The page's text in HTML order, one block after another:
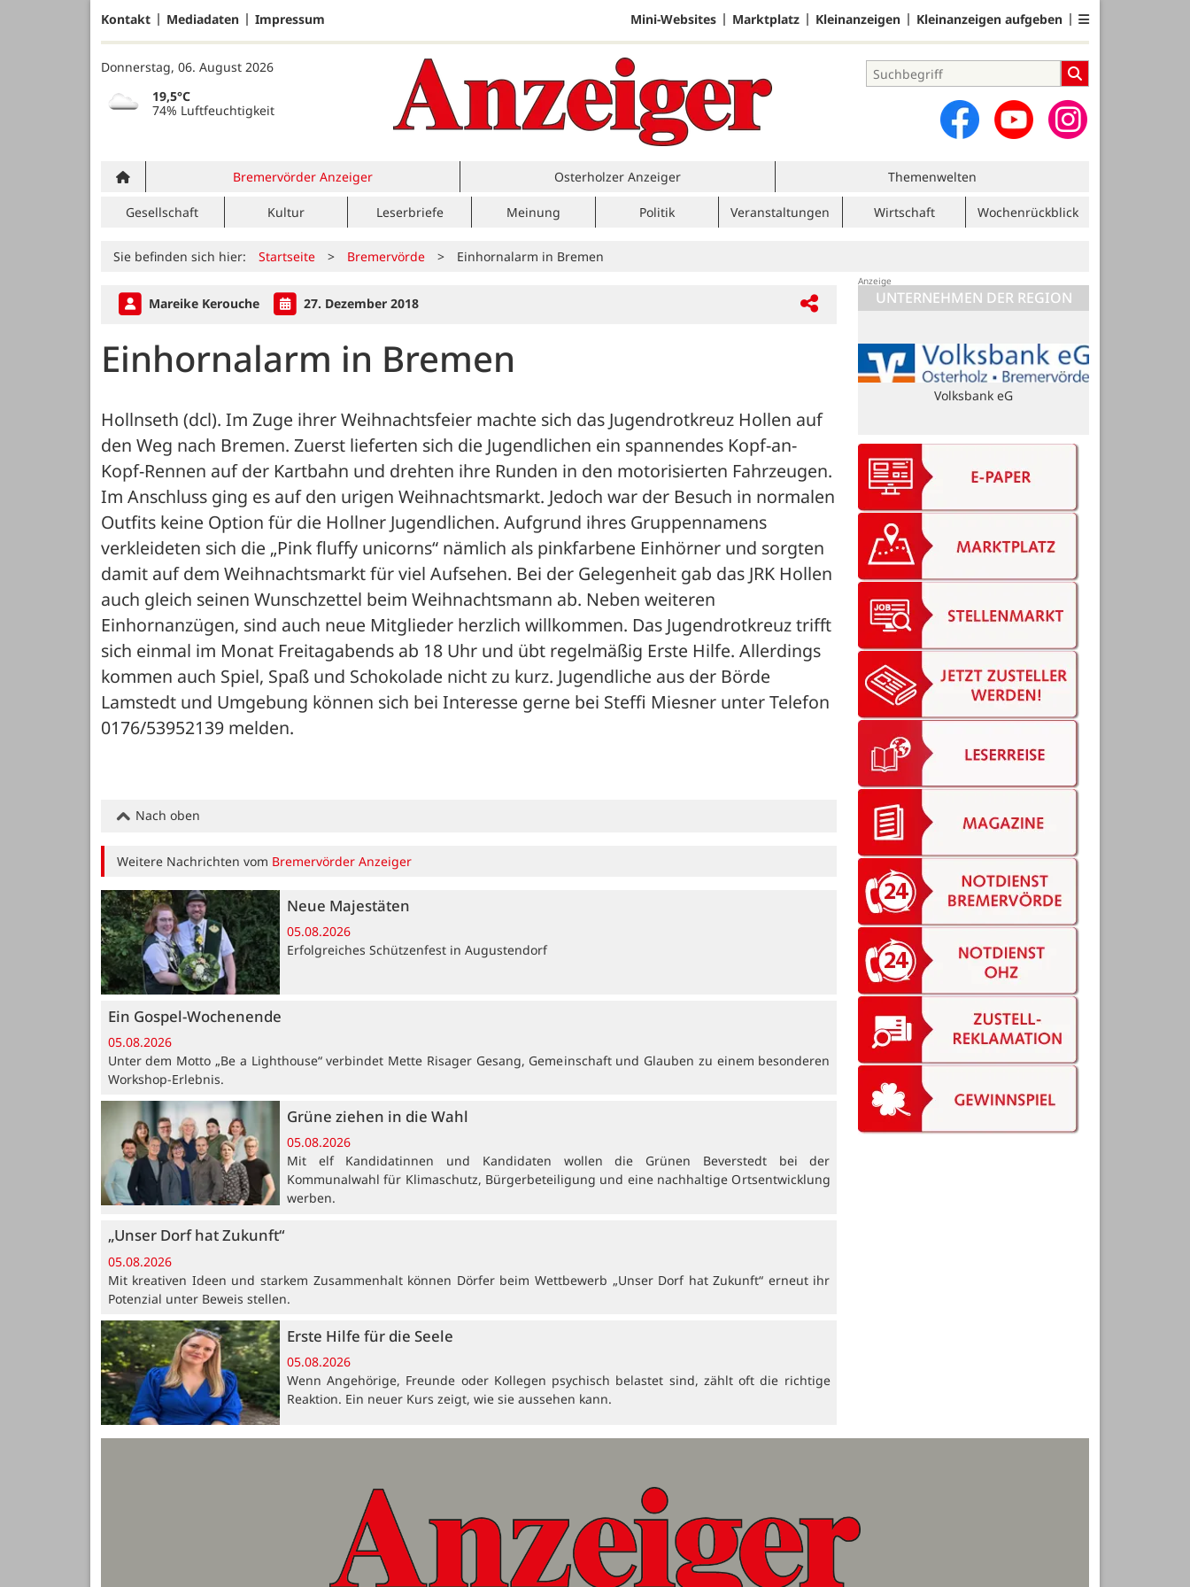
Kontakt Mediadaten Impressum Mini-Websites Marktplatz Kleinanzeigen Kleinanzeigen aufgeben
Donnerstag, 06. August 2026
19,5°C
74% Luftfeuchtigkeit
Bremervörder Anzeiger Osterholzer Anzeiger Themenwelten
Gesellschaft Kultur Leserbriefe Meinung Politik Veranstaltungen Wirtschaft Wochenrückblick
Sie befinden sich hier: Startseite > Bremervörde > Einhornalarm in Bremen
Mareike Kerouche 27. Dezember 2018
Einhornalarm in Bremen
Hollnseth (dcl). Im Zuge ihrer Weihnachtsfeier machte sich das Jugendrotkreuz Hollen auf
den Weg nach Bremen. Zuerst lieferten sich die Jugendlichen ein spannendes Kopf-an-
Kopf-Rennen auf der Kartbahn und drehten ihre Runden in den motorisierten Fahrzeugen.
Im Anschluss ging es auf den urigen Weihnachtsmarkt. Jedoch war der Besuch in normalen
Outfits keine Option für die Hollner Jugendlichen. Aufgrund ihres Gruppennamens
verkleideten sich die „Pink fluffy unicorns“ nämlich als pinkfarbene Einhörner und sorgten
damit auf dem Weihnachtsmarkt für viel Aufsehen. Bei der Gelegenheit gab das JRK Hollen
auch gleich seinen Wunschzettel beim Weihnachtsmann ab. Neben weiteren
Einhornanzügen, sind auch neue Mitglieder herzlich willkommen. Das Jugendrotkreuz trifft
sich einmal im Monat Freitagabends ab 18 Uhr und übt regelmäßig Erste Hilfe. Allerdings
kommen auch Spiel, Spaß und Schokolade nicht zu kurz. Jugendliche aus der Börde
Lamstedt und Umgebung können sich bei Interesse gerne bei Steffi Miesner unter Telefon
0176/53952139 melden.
Nach oben
Weitere Nachrichten vom Bremervörder Anzeiger
Neue Majestäten
05.08.2026
Erfolgreiches Schützenfest in Augustendorf
Ein Gospel-Wochenende
05.08.2026
Unter dem Motto „Be a Lighthouse“ verbindet Mette Risager Gesang, Gemeinschaft und Glauben zu einem besonderen
Workshop-Erlebnis.
Grüne ziehen in die Wahl
05.08.2026
Mit elf Kandidatinnen und Kandidaten wollen die Grünen Beverstedt bei der
Kommunalwahl für Klimaschutz, Bürgerbeteiligung und eine nachhaltige Ortsentwicklung
werben.
„Unser Dorf hat Zukunft“
05.08.2026
Mit kreativen Ideen und starkem Zusammenhalt können Dörfer beim Wettbewerb „Unser Dorf hat Zukunft“ erneut ihr
Potenzial unter Beweis stellen.
Erste Hilfe für die Seele
05.08.2026
Wenn Angehörige, Freunde oder Kollegen psychisch belastet sind, zählt oft die richtige
Reaktion. Ein neuer Kurs zeigt, wie sie aussehen kann.
UNTERNEHMEN DER REGION
Volksbank eG